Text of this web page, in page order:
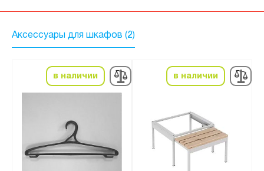
Аксессуары для шкафов (2)
в наличии в наличии